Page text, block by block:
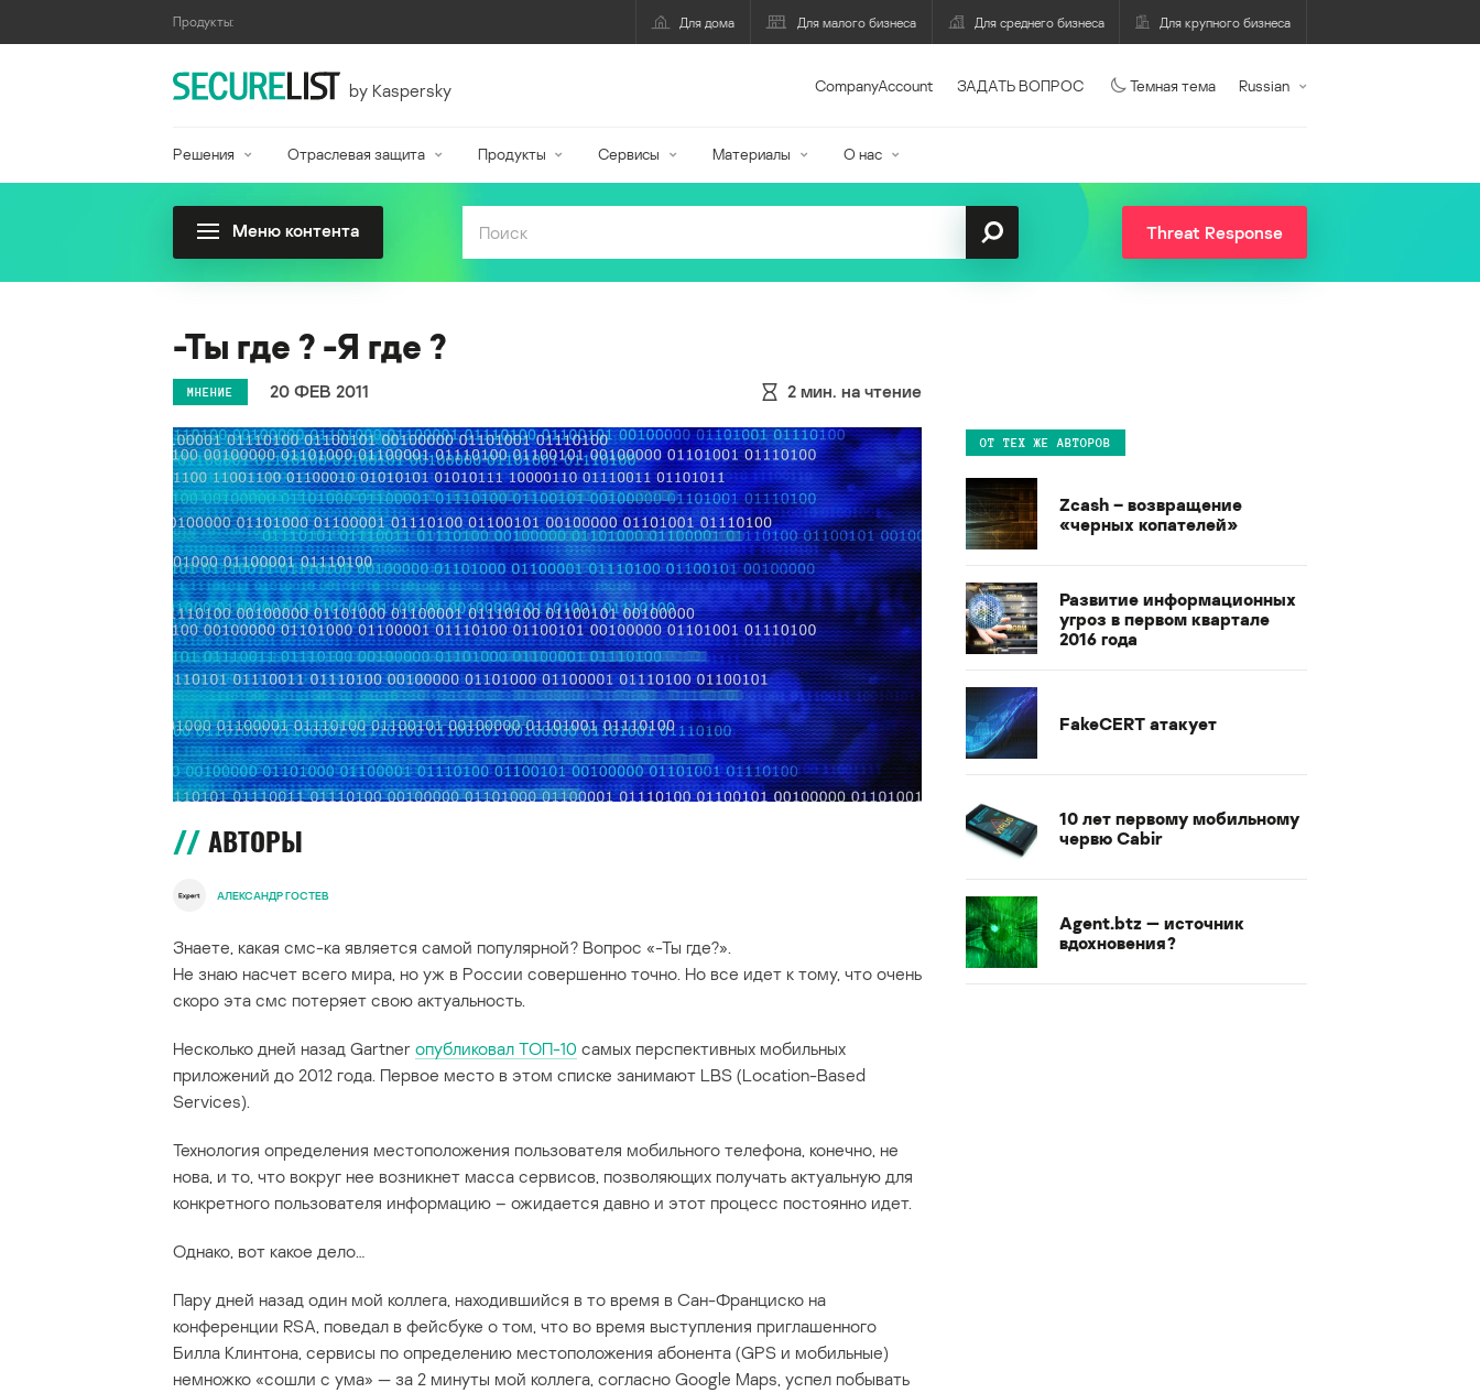
Продукты: Для дома Для малого бизнеса Для среднего бизнеса Для крупного бизнеса
by Kaspersky CompanyAccount ЗАДАТЬ ВОПРОС Темная тема Russian
Решения Отраслевая защита Продукты Сервисы Материалы О нас
Меню контента Threat Response
-Ты где ? -Я где ?
МНЕНИЕ 20 ФЕВ 2011 2 мин. на чтение
АВТОРЫ
АЛЕКСАНДР ГОСТЕВ
Знаете, какая смс-ка является самой популярной? Вопрос «-Ты где?».
Не знаю насчет всего мира, но уж в России совершенно точно. Но все идет к тому, что очень
скоро эта смс потеряет свою актуальность.
Несколько дней назад Gartner опубликовал ТОП-10 самых перспективных мобильных
приложений до 2012 года. Первое место в этом списке занимают LBS (Location-Based
Services).
Технология определения местоположения пользователя мобильного телефона, конечно, не
нова, и то, что вокруг нее возникнет масса сервисов, позволяющих получать актуальную для
конкретного пользователя информацию – ожидается давно и этот процесс постоянно идет.
Однако, вот какое дело…
Пару дней назад один мой коллега, находившийся в то время в Сан-Франциско на
конференции RSA, поведал в фейсбуке о том, что во время выступления приглашенного
Билла Клинтона, сервисы по определению местоположения абонента (GPS и мобильные)
немножко «сошли с ума» — за 2 минуты мой коллега, согласно Google Maps, успел побывать
ОТ ТЕХ ЖЕ АВТОРОВ
Zcash – возвращение
«черных копателей»
Развитие информационных
угроз в первом квартале
2016 года
FakeCERT атакует
10 лет первому мобильному
червю Cabir
Agent.btz — источник
вдохновения?